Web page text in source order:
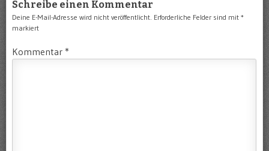
Schreibe einen Kommentar
Deine E-Mail-Adresse wird nicht veröffentlicht. Erforderliche Felder sind mit *
markiert
Kommentar *